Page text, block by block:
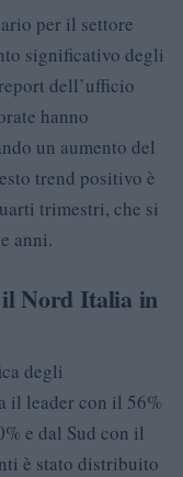
per il settore
significativo degli
dell’ufficio
hanno
un aumento del
trend positivo è
trimestri, che si
anni.
il Nord Italia in
degli
il leader con il 56%
e dal Sud con il
è stato distribuito